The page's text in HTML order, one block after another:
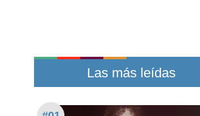
Las más leídas